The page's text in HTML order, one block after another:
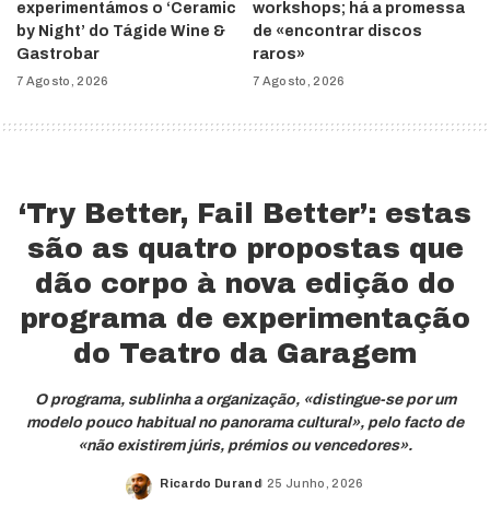
experimentámos o ‘Ceramic
by Night’ do Tágide Wine &
Gastrobar
7 Agosto, 2026
workshops; há a promessa
de «encontrar discos
raros»
7 Agosto, 2026
‘Try Better, Fail Better’: estas
são as quatro propostas que
dão corpo à nova edição do
programa de experimentação
do Teatro da Garagem
O programa, sublinha a organização, «distingue-se por um
modelo pouco habitual no panorama cultural», pelo facto de
«não existirem júris, prémios ou vencedores».
Posted
Ricardo Durand 25 Junho, 2026